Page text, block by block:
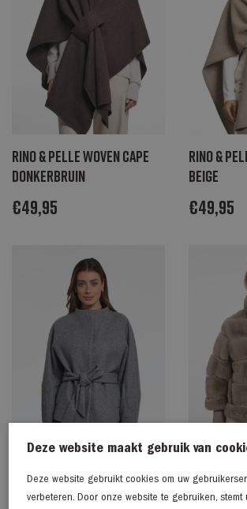
Rino & Pelle Woven cape
donkerbruin
€49,95
Rino &
beige
€49,95
Rino & Pelle Short coat
Rino &
Deze website maakt gebruik van
Deze website gebruikt cookies om uw
verbeteren. Door onze website te gebruiken, stemt